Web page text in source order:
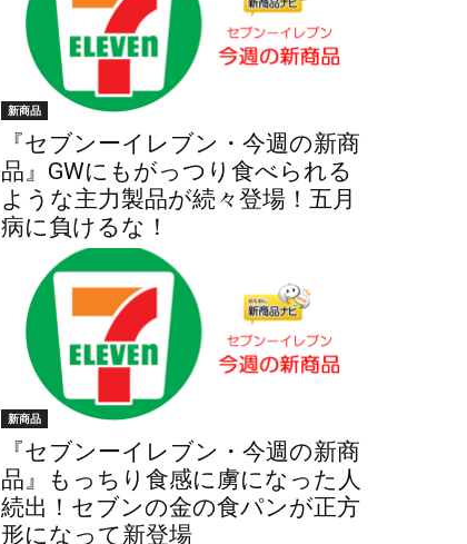
新商品
『セブンーイレブン・今週の新商
品』GWにもがっつり食べられる
ような主力製品が続々登場！五月
病に負けるな！
新商品
『セブンーイレブン・今週の新商
品』もっちり食感に虜になった人
続出！セブンの金の食パンが正方
形になって新登場